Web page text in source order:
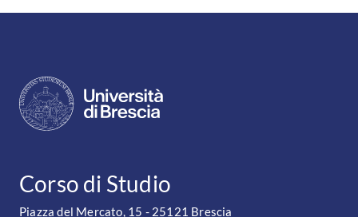
CONTATTI
Corso di Studio
Piazza del Mercato, 15 - 25121 Brescia